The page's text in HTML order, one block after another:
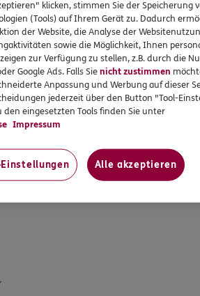
interessieren
klicken, stimmen Sie der Speicherung
(Tools) auf Ihrem Gerät zu. Dadurch
der Website, die Analyse der
sowie die Möglichkeit, Ihnen
zur Verfügung zu stellen, z.B. durch die
Google Ads. Falls Sienicht zustimmen
Anpassung und Werbung auf dieser
jederzeit über den Button "Tool-
den eingesetzten Tools finden Sie unter
Impressum
Alle akzeptieren